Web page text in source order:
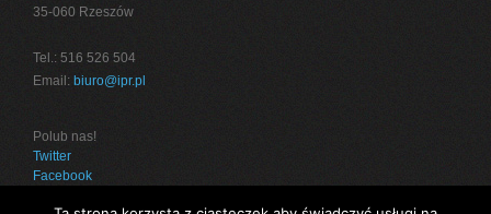
35-060 Rzeszów
Tel.: 516 526 504
Email: biuro@ipr.pl
Polub nas!
Twitter
Facebook